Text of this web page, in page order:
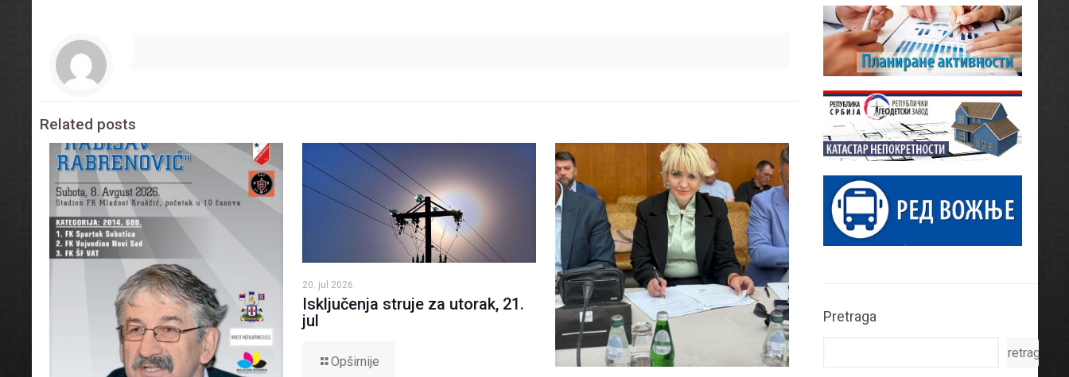
Related posts
20. jul 2026.
Isključenja struje za utorak, 21.
jul
Opširnije
Pretraga
Pretraga